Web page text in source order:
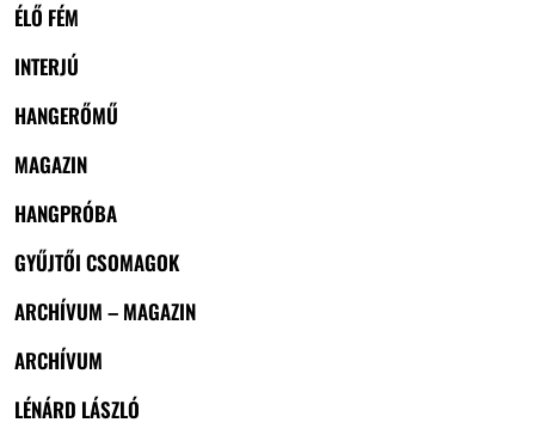
ÉLŐ FÉM
INTERJÚ
HANGERŐMŰ
MAGAZIN
HANGPRÓBA
GYŰJTŐI CSOMAGOK
ARCHÍVUM – MAGAZIN
ARCHÍVUM
LÉNÁRD LÁSZLÓ